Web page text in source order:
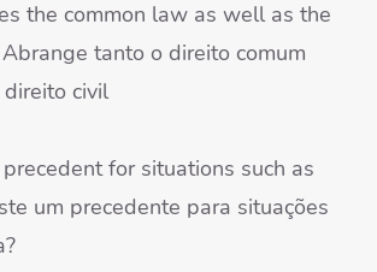
the common law as well as the
tanto o direito comum
civil
for situations such as
um precedente para situações